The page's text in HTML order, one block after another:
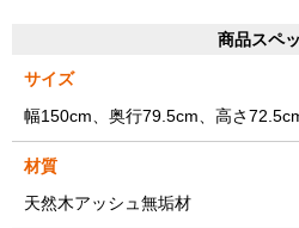
商品スペ
サイズ
幅150cm、奥行79.5cm、高さ
材質
天然木アッシュ無垢材